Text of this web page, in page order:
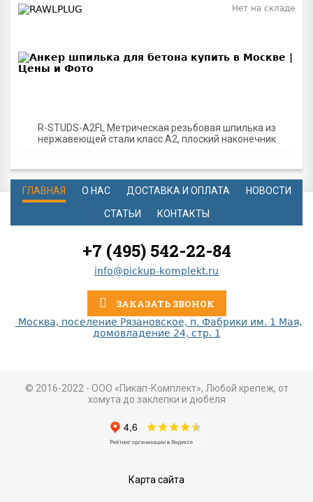
R-STUDS-A2FL Метрическая резьбовая шпилька из
нержавеющей стали класс A2, плоский наконечник
Нет на складе
ГЛАВНАЯ О НАС ДОСТАВКА И ОПЛАТА НОВОСТИ
СТАТЬИ КОНТАКТЫ
+7 (495) 542-22-84
info@pickup-komplekt.ru
ЗАКАЗАТЬ ЗВОНОК
Москва, поселение Рязановское, п. Фабрики им. 1 Мая,
домовладение 24, стр. 1
© 2016-2022 - ООО «Пикап-Комплект», Любой крепеж, от
хомута до заклепки и дюбеля
Карта сайта